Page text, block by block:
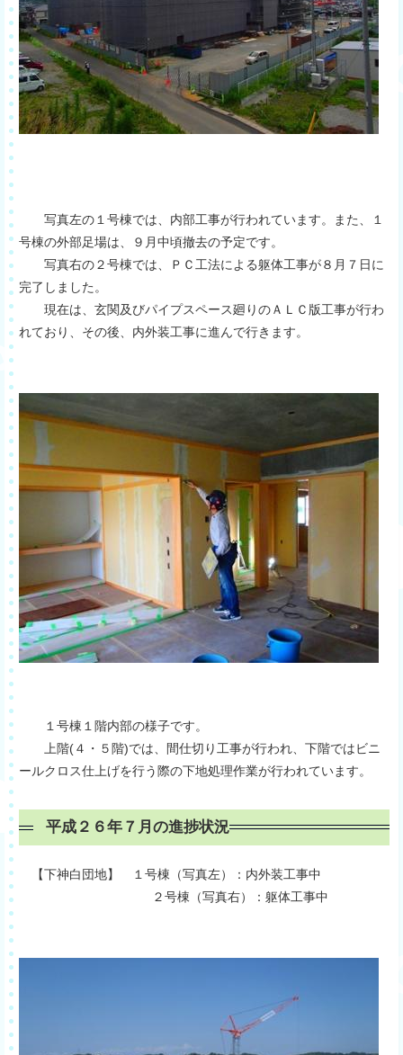
写真左の１号棟では、内部工事が行われています。また、１
号棟の外部足場は、９月中頃撤去の予定です。
写真右の２号棟では、ＰＣ工法による躯体工事が８月７日に
完了しました。
現在は、玄関及びパイプスペース廻りのＡＬＣ版工事が行わ
れており、その後、内外装工事に進んで行きます。
１号棟１階内部の様子です。
上階(４・５階)では、間仕切り工事が行われ、下階ではビニ
ールクロス仕上げを行う際の下地処理作業が行われています。
平成２６年７月の進捗状況
【下神白団地】 １号棟（写真左）：内外装工事中
２号棟（写真右）：躯体工事中